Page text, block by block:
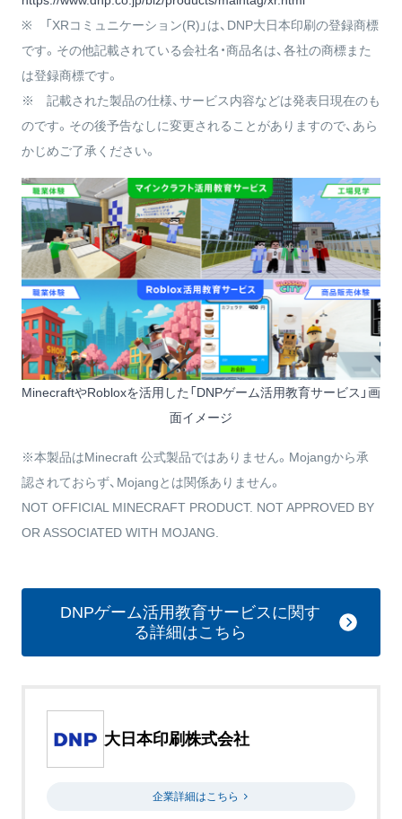
※ 「XRコミュニケーション(R)」は、DNP大日本印刷の登録商標
です。その他記載されている会社名・商品名は、各社の商標また
は登録商標です。
※ 記載された製品の仕様、サービス内容などは発表日現在のも
のです。その後予告なしに変更されることがありますので、あら
かじめご了承ください。
MinecraftやRobloxを活用した「DNPゲーム活用教育サービス」画
面イメージ
※本製品はMinecraft 公式製品ではありません。Mojangから承
認されておらず、Mojangとは関係ありません。
NOT OFFICIAL MINECRAFT PRODUCT. NOT APPROVED BY
OR ASSOCIATED WITH MOJANG.
DNPゲーム活用教育サービスに関す
る詳細はこちら
大日本印刷株式会社
企業詳細はこちら